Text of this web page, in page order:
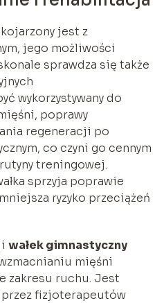
jest z
jego możliwości
sprawdza się także
wykorzystywany do
poprawy
regeneracji po
co czyni go cennym
treningowej.
sprzyja poprawie
ryzyko przeciążeń
wałek gimnastyczny
mięśni
zakresu ruchu. Jest
przez fizjoterapeutów